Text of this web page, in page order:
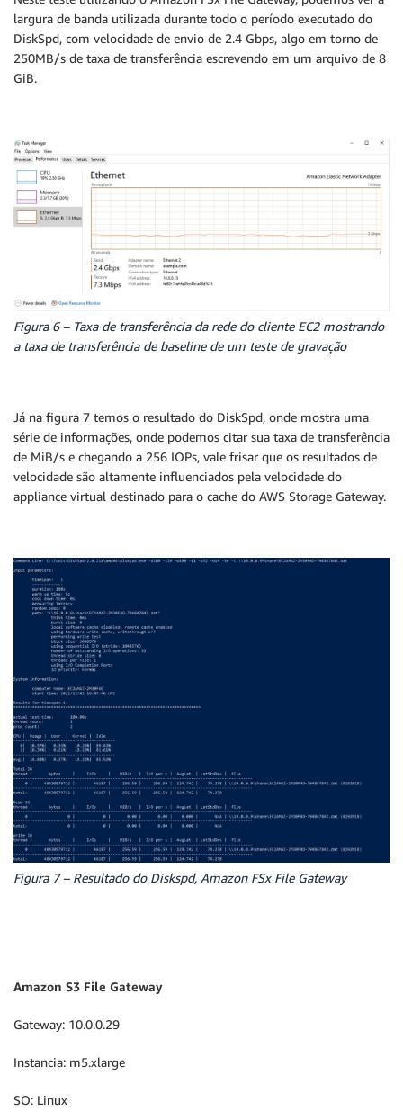
largura de banda utilizada durante todo o período executado do
DiskSpd, com velocidade de envio de 2.4 Gbps, algo em torno de
250MB/s de taxa de transferência escrevendo em um arquivo de 8
GiB.
Figura 6 – Taxa de transferência da rede do cliente EC2 mostrando
a taxa de transferência de baseline de um teste de gravação
Já na figura 7 temos o resultado do DiskSpd, onde mostra uma
série de informações, onde podemos citar sua taxa de transferência
de MiB/s e chegando a 256 IOPs, vale frisar que os resultados de
velocidade são altamente influenciados pela velocidade do
appliance virtual destinado para o cache do AWS Storage Gateway.
Figura 7 – Resultado do Diskspd, Amazon FSx File Gateway
Amazon S3 File Gateway
Gateway: 10.0.0.29
Instancia: m5.xlarge
SO: Linux